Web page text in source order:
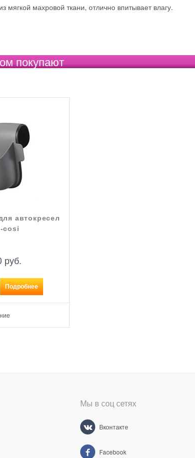
мягкой махровой ткани, отлично впитывает влагу.
покупают
автокресел
cosi
руб.
Подробнее
Мы в соц сетях
Вконтакте
Facebook